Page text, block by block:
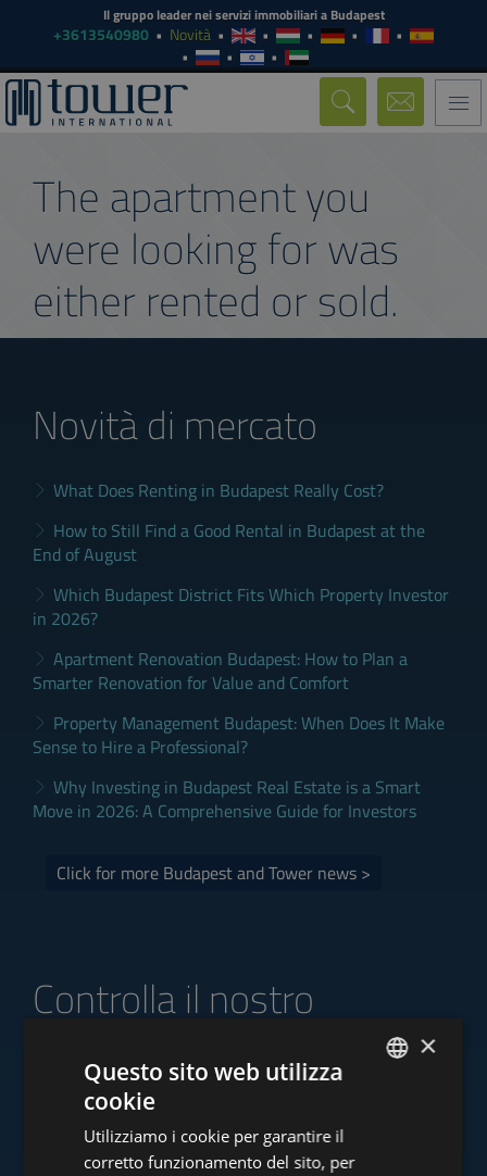
Il gruppo leader nei servizi immobiliari a Budapest
+3613540980 Novità
The apartment you
were looking for was
either rented or sold.
Novità di mercato
What Does Renting in Budapest Really Cost?
How to Still Find a Good Rental in Budapest at the
End of August
Which Budapest District Fits Which Property Investor
in 2026?
Apartment Renovation Budapest: How to Plan a
Smarter Renovation for Value and Comfort
Property Management Budapest: When Does It Make
Sense to Hire a Professional?
Why Investing in Budapest Real Estate is a Smart
Move in 2026: A Comprehensive Guide for Investors
Click for more Budapest and Tower news >
Controlla il nostro
www.tower-investments.com
×
Questo sito web utilizza
cookie
Utilizziamo i cookie per garantire il
corretto funzionamento del sito, per